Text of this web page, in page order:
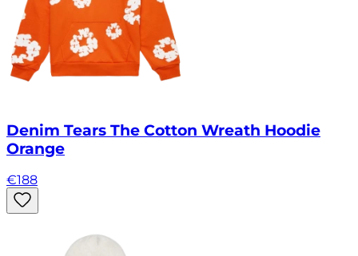
Denim Tears The Cotton Wreath Hoodie
Orange
€188